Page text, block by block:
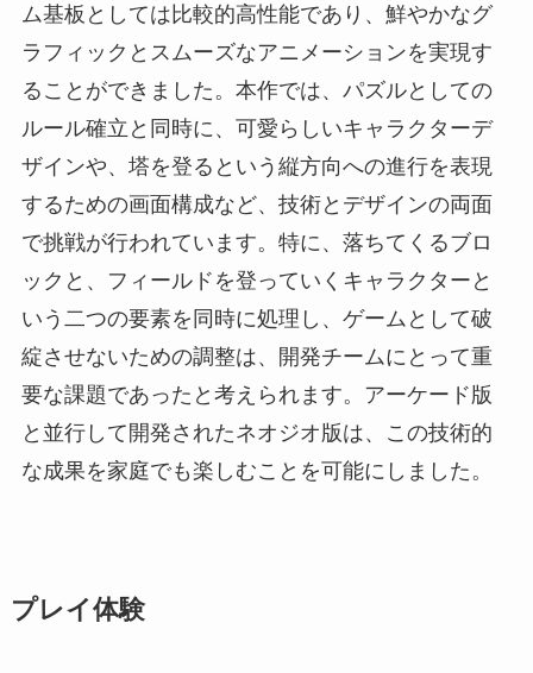
ム基板としては比較的高性能であり、鮮やかなグ
ラフィックとスムーズなアニメーションを実現す
ることができました。本作では、パズルとしての
ルール確立と同時に、可愛らしいキャラクターデ
ザインや、塔を登るという縦方向への進行を表現
するための画面構成など、技術とデザインの両面
で挑戦が行われています。特に、落ちてくるブロ
ックと、フィールドを登っていくキャラクターと
いう二つの要素を同時に処理し、ゲームとして破
綻させないための調整は、開発チームにとって重
要な課題であったと考えられます。アーケード版
と並行して開発されたネオジオ版は、この技術的
な成果を家庭でも楽しむことを可能にしました。
プレイ体験